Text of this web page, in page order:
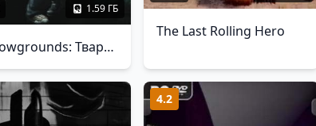
1.59 ГБ
Shadowgrounds: Твари из космоса
The Last Rolling Hero
4.2